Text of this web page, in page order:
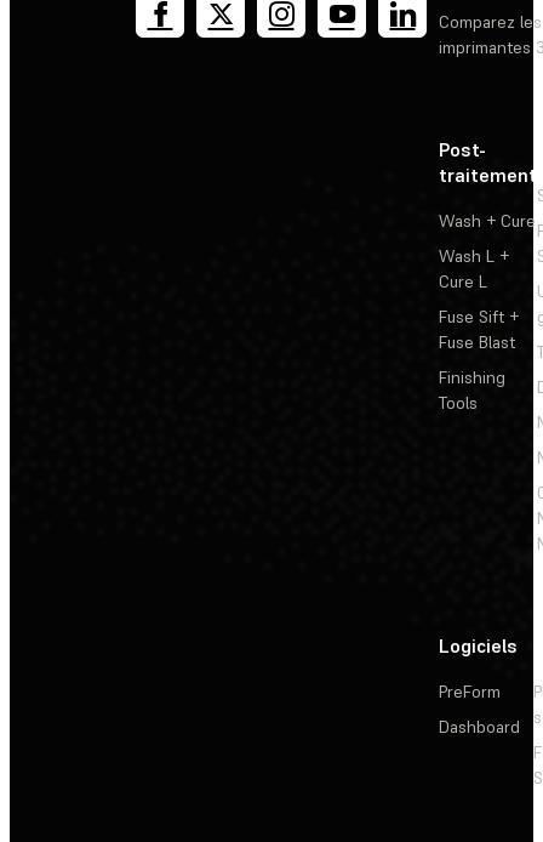
Comparez les
imprimantes
Post-
traitement
Wash + Cure
Wash L +
Cure L
Fuse Sift +
Fuse Blast
Finishing
Tools
Logiciels
PreForm
Dashboard